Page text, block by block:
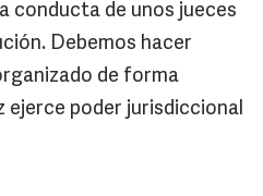
conducta de unos jueces
Debemos hacer
de forma
ejerce poder jurisdiccional